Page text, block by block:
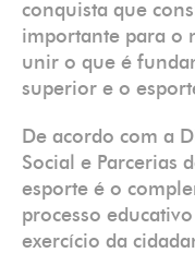
conquista que
importante para o
unir o que é
superior e o
De acordo com a
Social e Parcerias
esporte é o
processo
exercício da